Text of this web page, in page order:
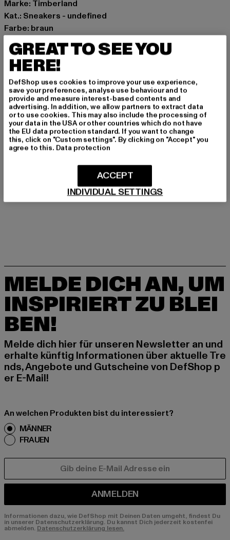
Marke: Timberland
Kat.: Sneakers - undefined
Farbe: braun
Hersteller Farbe: rugby tan
Obermaterial: Leder, Textil
Innenfutter: Textil
Art.Nr: TB0A5NUHDR-06519
Hersteller: VF International SAGL |tbl_deshop@vfc.com
Via Laveggio 5 | 6855 Stabio | CH
GRÖSSE & PASSFORM
LIEFERUNG & RÜCKGABE
MELDE DICH AN, UM
INSPIRIERT ZU BLEI
BEN!
Melde dich hier für unseren Newsletter an und
erhalte künftig Informationen über aktuelle Tre
nds, Angebote und Gutscheine von DefShop p
er E-Mail!
An welchen Produkten bist du interessiert?
MÄNNER
FRAUEN
ANMELDEN
Informationen dazu, wie DefShop mit Deinen Daten umgeht, findest Du
in unserer Datenschutzerklärung. Du kannst Dich jederzeit kostenfei
abmelden. Datenschutzerklärung lesen.
GREAT TO SEE YOU
HERE!
DefShop uses cookies to improve your use experience,
save your preferences, analyse use behaviour and to
provide and measure interest-based contents and
advertising. In addition, we allow partners to extract data
or to use cookies. This may also include the processing of
your data in the USA or other countries which do not have
the EU data protection standard. If you want to change
this, click on "Custom settings". By clicking on "Accept" you
agree to this. Data protection
INDIVIDUAL SETTINGS
ACCEPT